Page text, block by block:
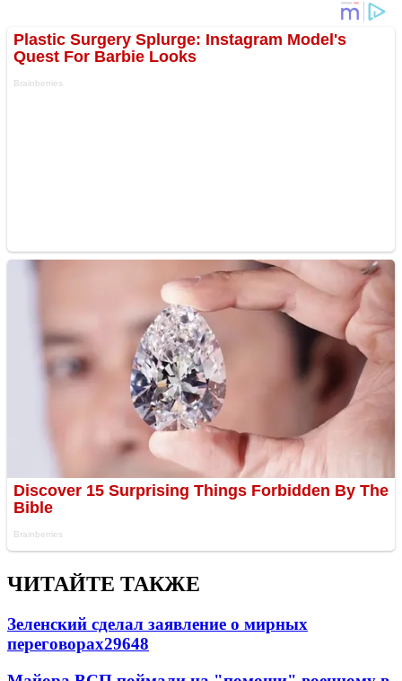
ЧИТАЙТЕ ТАКЖЕ
Зеленский сделал заявление о мирных
переговорах29648